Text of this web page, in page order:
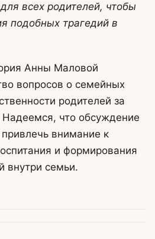
всех родителей, чтобы
подобных трагедий в
Анны Маловой
вопросов о семейных
родителей за
Надеемся, что обсуждение
внимание к
и формирования
внутри семьи.